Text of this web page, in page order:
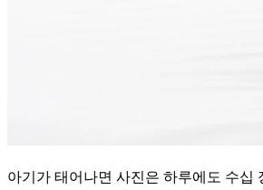
아기가 태어나면 사진은 하루에도 수십